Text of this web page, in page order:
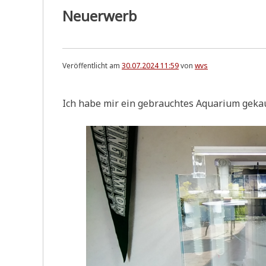
Neuerwerb
Veröffentlicht am 30.07.2024 11:59von wvs
Ich habe mir ein gebrauch­tes Aqua­ri­um